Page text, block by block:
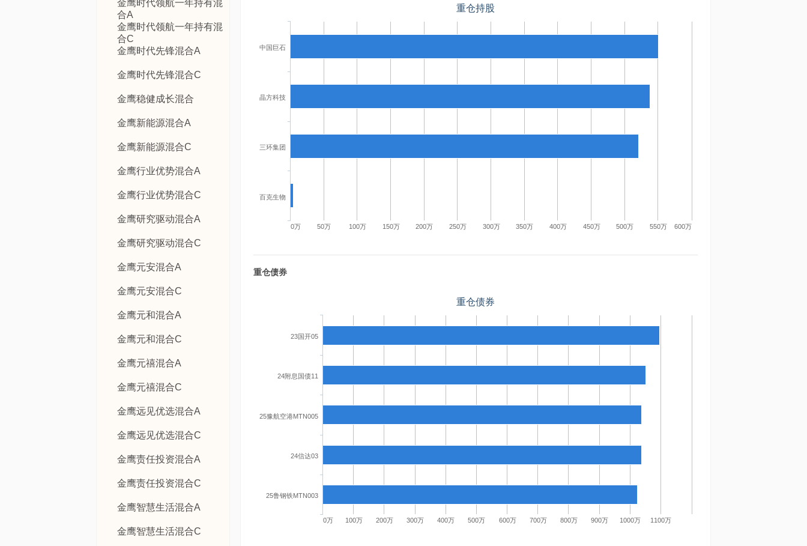
金鹰时代领航一年持有混
合A
金鹰时代领航一年持有混
合C
金鹰时代先锋混合A
金鹰时代先锋混合C
金鹰稳健成长混合
金鹰新能源混合A
金鹰新能源混合C
金鹰行业优势混合A
金鹰行业优势混合C
金鹰研究驱动混合A
金鹰研究驱动混合C
金鹰元安混合A
金鹰元安混合C
金鹰元和混合A
金鹰元和混合C
金鹰元禧混合A
金鹰元禧混合C
金鹰远见优选混合A
金鹰远见优选混合C
金鹰责任投资混合A
金鹰责任投资混合C
金鹰智慧生活混合A
金鹰智慧生活混合C
重仓持股
中国巨石
晶方科技
三环集团
百克生物
0万 50万 100万 150万 200万 250万 300万 350万 400万 450万 500万 550万 600万
重仓债券
重仓债券
23国开05
24附息国债11
25豫航空港MTN005
24信达03
25鲁钢铁MTN003
0万 100万 200万 300万 400万 500万 600万 700万 800万 900万 1000万 1100万